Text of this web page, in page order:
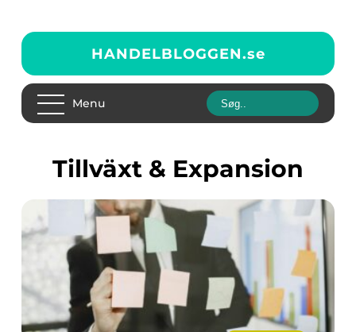
HANDELBLOGGEN.se
Menu
Tillväxt & Expansion